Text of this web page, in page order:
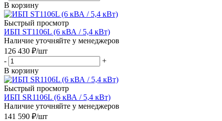
В корзину
Быстрый просмотр
ИБП ST1106L (6 кВА / 5,4 кВт)
Наличие уточняйте у менеджеров
126 430 ₽/шт
-
+
В корзину
Быстрый просмотр
ИБП SR1106L (6 кВА / 5,4 кВт)
Наличие уточняйте у менеджеров
141 590 ₽/шт